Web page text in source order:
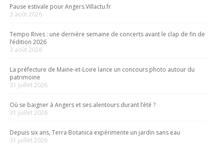
Pause estivale pour Angers.Villactu.fr
3 août 2026
Tempo Rives : une dernière semaine de concerts avant le clap de fin de
l’édition 2026
3 août 2026
La préfecture de Maine-et-Loire lance un concours photo autour du
patrimoine
31 juillet 2026
Où se baigner à Angers et ses alentours durant l’été ?
31 juillet 2026
Depuis six ans, Terra Botanica expérimente un jardin sans eau
31 juillet 2026